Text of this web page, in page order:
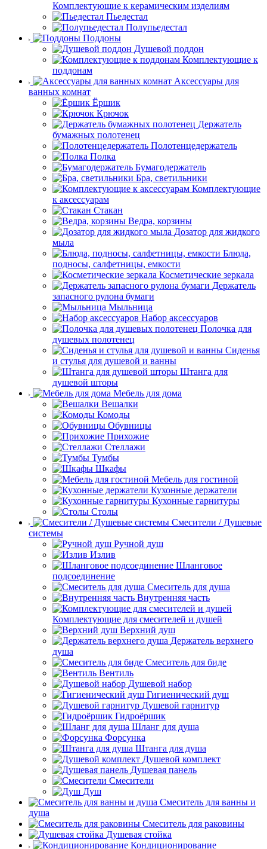
Комплектующие к керамическим изделиям
Пьедестал
Полупьедестал
Поддоны
Душевой поддон
Комплектующие к
поддонам
Аксессуары для
ванных комнат
Ёршик
Крючок
Держатель
бумажных полотенец
Полотенцедержатель
Полка
Бумагодержатель
Бра, светильники
Комплектующие
к аксессуарам
Стакан
Ведра, корзины
Дозатор для жидкого
мыла
Блюда,
подносы, салфетницы, емкости
Косметические зеркала
Держатель
запасного рулона бумаги
Мыльница
Набор аксессуаров
Полочка для
душевых полотенец
Сиденья
и стулья для душевой и ванны
Штанга для
душевой шторы
Мебель для дома
Вешалки
Комоды
Обувницы
Прихожие
Стеллажи
Тумбы
Шкафы
Мебель для гостиной
Кухонные держатели
Кухонные гарнитуры
Столы
Смесители / Душевые
системы
Ручной душ
Излив
Шланговое
подсоединение
Смеситель для душа
Внутренняя часть
Комплектующие для смесителей и душей
Верхний душ
Держатель верхнего
душа
Смеситель для биде
Вентиль
Душевой набор
Гигиенический душ
Душевой гарнитур
Гидроёршик
Шланг для душа
Форсунка
Штанга для душа
Душевой комплект
Душевая панель
Смесители
Душ
Смеситель для ванны и
душа
Смеситель для раковины
Душевая стойка
Кондиционирование